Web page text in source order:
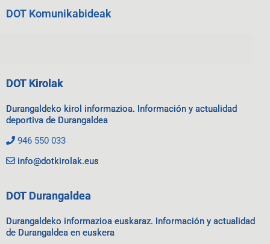
DOT Komunikabideak
DOT Kirolak
Durangaldeko kirol informazioa. Información y actualidad
deportiva de Durangaldea
946 550 033
info@dotkirolak.eus
DOT Durangaldea
Durangaldeko informazioa euskaraz. Información y actualidad
de Durangaldea en euskera